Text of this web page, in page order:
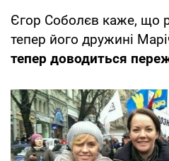
Єгор Соболєв каже, що
тепер його дружині
тепер доводиться